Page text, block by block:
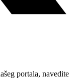
portala, navedite